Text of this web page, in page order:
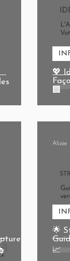
💖
🏢
🌟
📈
Alizée